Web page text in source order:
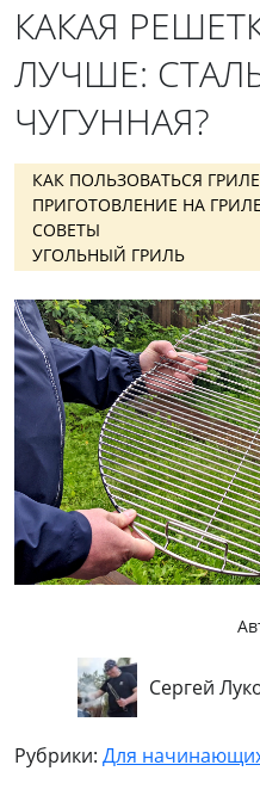
КАКАЯ
ЛУЧШЕ:
ЧУГУННАЯ?
КАК ПОЛЬЗОВАТЬСЯ
ПРИГОТОВЛЕНИЕ НА ГРИЛЕ
СОВЕТЫ
УГОЛЬНЫЙ ГРИЛЬ
Сергей
Рубрики: Для